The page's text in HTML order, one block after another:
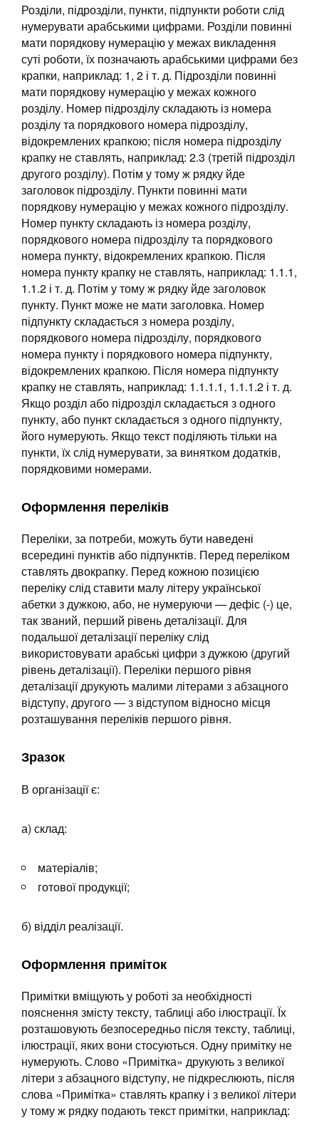
Розділи, підрозділи, пункти, підпункти роботи слід
нумерувати арабськими цифрами. Розділи повинні
мати порядкову нумерацію у межах викладення
суті роботи, їх позначають арабськими цифрами без
крапки, наприклад: 1, 2 і т. д. Підрозділи повинні
мати порядкову нумерацію у межах кожного
розділу. Номер підрозділу складають із номера
розділу та порядкового номера підрозділу,
відокремлених крапкою; після номера підрозділу
крапку не ставлять, наприклад: 2.3 (третій підрозділ
другого розділу). Потім у тому ж рядку йде
заголовок підрозділу. Пункти повинні мати
порядкову нумерацію у межах кожного підрозділу.
Номер пункту складають із номера розділу,
порядкового номера підрозділу та порядкового
номера пункту, відокремлених крапкою. Після
номера пункту крапку не ставлять, наприклад: 1.1.1,
1.1.2 і т. д. Потім у тому ж рядку йде заголовок
пункту. Пункт може не мати заголовка. Номер
підпункту складається з номера розділу,
порядкового номера підрозділу, порядкового
номера пункту і порядкового номера підпункту,
відокремлених крапкою. Після номера підпункту
крапку не ставлять, наприклад: 1.1.1.1, 1.1.1.2 і т. д.
Якщо розділ або підрозділ складається з одного
пункту, або пункт складається з одного підпункту,
його нумерують. Якщо текст поділяють тільки на
пункти, їх слід нумерувати, за винятком додатків,
порядковими номерами.
Оформлення переліків
Переліки, за потреби, можуть бути наведені
всередині пунктів або підпунктів. Перед переліком
ставлять двокрапку. Перед кожною позицією
переліку слід ставити малу літеру української
абетки з дужкою, або, не нумеруючи — дефіс (-) це,
так званий, перший рівень деталізації. Для
подальшої деталізації переліку слід
використовувати арабські цифри з дужкою (другий
рівень деталізації). Переліки першого рівня
деталізації друкують малими літерами з абзацного
відступу, другого — з відступом відносно місця
розташування переліків першого рівня.
Зразок
В організації є:
а) склад:
матеріалів;
готової продукції;
б) відділ реалізації.
Оформлення приміток
Примітки вміщують у роботі за необхідності
пояснення змісту тексту, таблиці або ілюстрації. Їх
розташовують безпосередньо після тексту, таблиці,
ілюстрації, яких вони стосуються. Одну примітку не
нумерують. Слово «Примітка» друкують з великої
літери з абзацного відступу, не підкреслюють, після
слова «Примітка» ставлять крапку і з великої літери
у тому ж рядку подають текст примітки, наприклад: